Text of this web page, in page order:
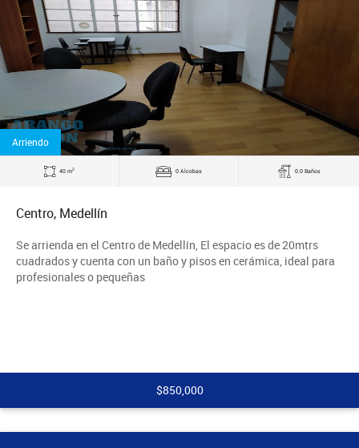
Arriendo
40 m2 0 Alcobas 0.0 Baños
Centro, Medellín
Se arrienda en el Centro de Medellín, El espacio es de 20mtrs
cuadrados y cuenta con un baño y pisos en cerámica, ideal para
profesionales o pequeñas
$850,000